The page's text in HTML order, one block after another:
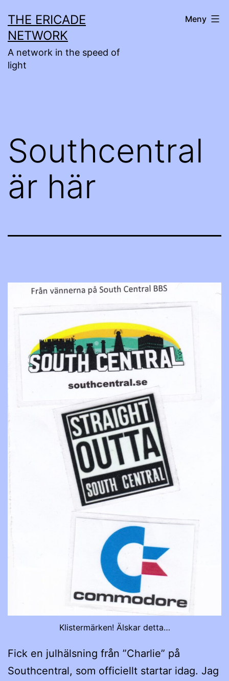
till
innehåll
THE ERICADE
NETWORK
A network in the speed of
light
Meny
Southcentral
är här
Klistermärken! Älskar detta…
Fick en julhälsning från ”Charlie” på
Southcentral, som officiellt startar idag. Jag